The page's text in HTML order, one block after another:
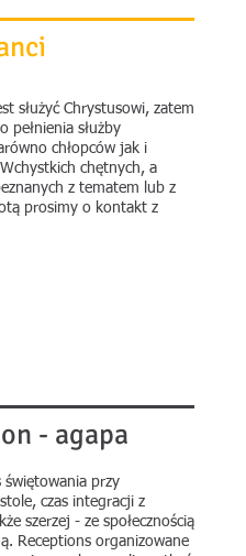
służyć Chrystusowi, zatem
pełnienia służby
chłopców jak i
chętnych, a
z tematem lub z
prosimy o kontakt z
- agapa
świętowania przy
czas integracji z
szerzej - ze społecznością
Receptions organizowane